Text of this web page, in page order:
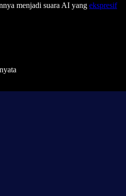
menjadi suara AI yang ekspresif